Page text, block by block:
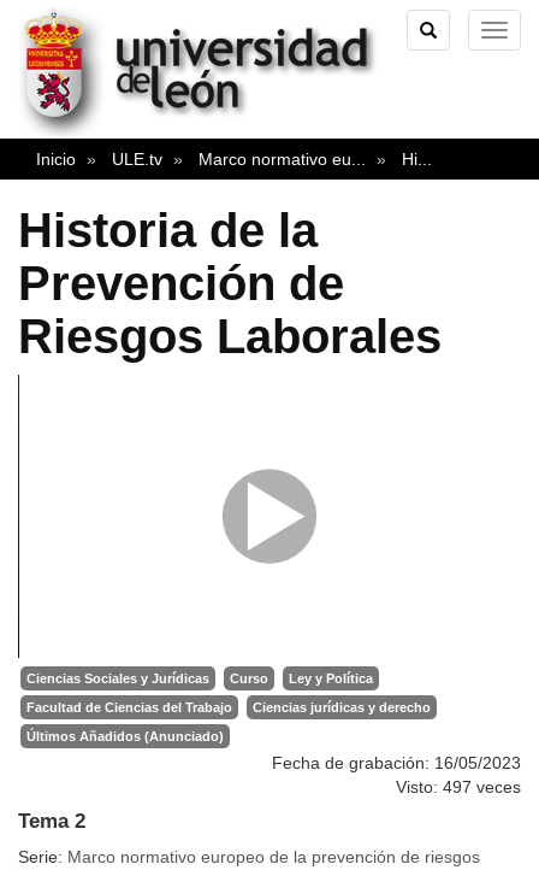
TOGGLE
SEARCH
Inicio ULE.tv Marco normativo eu Hi
Historia de la
Prevención de
Riesgos Laborales
Ciencias Sociales y Jurídicas Curso
Ley y Política
Facultad de Ciencias del Trabajo
Ciencias jurídicas y derecho
Últimos Añadidos (Anunciado)
Fecha de grabación: 16/05/2023
Visto: 497 veces
Tema 2
Serie: Marco normativo europeo de la prevención de riesgos